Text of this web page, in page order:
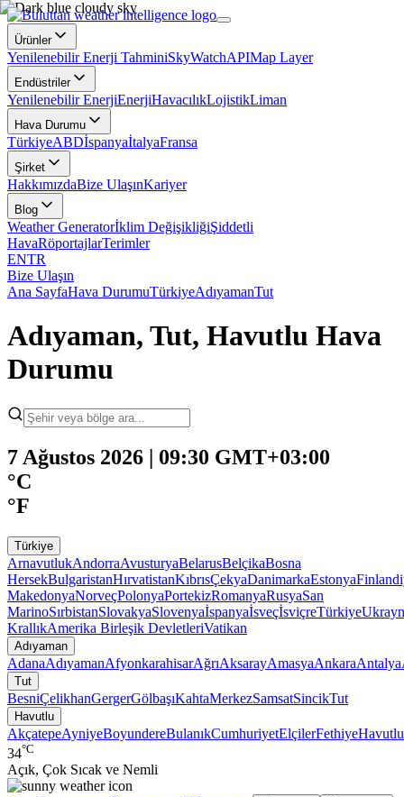
Ürünler
Yenilenebilir Enerji TahminiSkyWatchAPIMap Layer
Endüstriler
Yenilenebilir EnerjiEnerjiHavacılıkLojistikLiman
Hava Durumu
TürkiyeABDİspanyaİtalyaFransa
Şirket
HakkımızdaBize UlaşınKariyer
Blog
Weather Generatorİklim DeğişikliğiŞiddetli
HavaRöportajlarTerimler
ENTR
Bize Ulaşın
Ana SayfaHava DurumuTürkiyeAdıyamanTut
Adıyaman, Tut, Havutlu Hava
Durumu
7 Ağustos 2026 | 09:30 GMT+03:00
°C
°F
Türkiye
ArnavutlukAndorraAvusturyaBelarusBelçikaBosna
HersekBulgaristanHırvatistanKıbrısÇekyaDanimarkaEstonya
MakedonyaNorveçPolonyaPortekizRomanyaRusyaSan
MarinoSırbistanSlovakyaSlovenyaİspanyaİsveçİsviçreTürkiye
KrallıkAmerika Birleşik DevletleriVatikan
Adıyaman
AdanaAdıyamanAfyonkarahisarAğrıAksarayAmasyaAnkaraAntalya
Tut
BesniÇelikhanGergerGölbaşıKahtaMerkezSamsatSincikTut
Havutlu
AkçatepeAyniyeBoyundereBulanıkCumhuriyetElçilerFethiyeHavutlu
34°C
Açık, Çok Sıcak ve Nemli